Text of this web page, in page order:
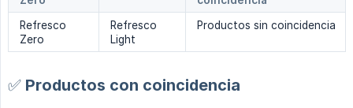
Refresco
Zero
Refresco
Light
Productos sin coincidencia
✅ Productos con coincidencia